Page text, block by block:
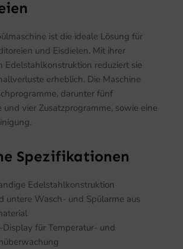
ist die ideale Lösung für
und Eisdielen. Mit ihrer
Edelstahlkonstruktion reduziert sie
erheblich. Die Maschine
darunter fünf
und vier Zusatzprogramme, sowie eine
Spezifikationen
Edelstahlkonstruktion
untere Wasch- und Spülarme aus
Display für Temperatur- und